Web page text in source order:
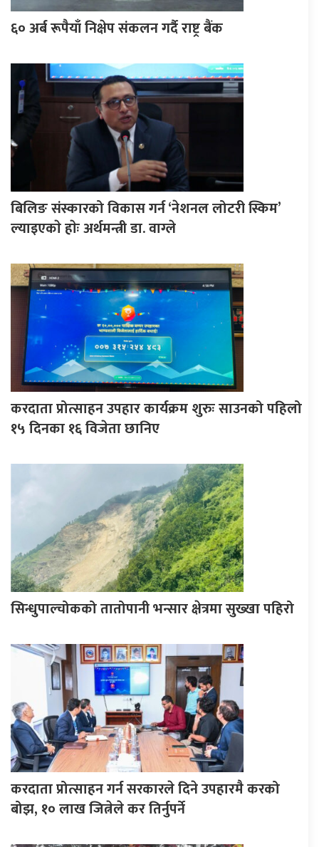
६० अर्ब रूपैयाँ निक्षेप संकलन गर्दै राष्ट्र बैंक
बिलिङ संस्कारको विकास गर्न ‘नेशनल लोटरी स्किम’
ल्याइएकाे हाेः अर्थमन्त्री डा. वाग्ले
करदाता प्रोत्साहन उपहार कार्यक्रम शुरुः साउनको पहिलो
१५ दिनका १६ विजेता छानिए
सिन्धुपाल्चोकको तातोपानी भन्सार क्षेत्रमा सुख्खा पहिरो
करदाता प्रोत्साहन गर्न सरकारले दिने उपहारमै करको
बोझ, १० लाख जित्नेले कर तिर्नुपर्ने